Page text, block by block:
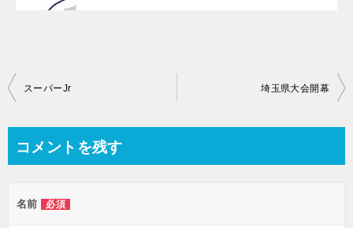
投
ビ
ー
スーパーJr 埼玉県大会開幕
コメントを残す
名前 必須